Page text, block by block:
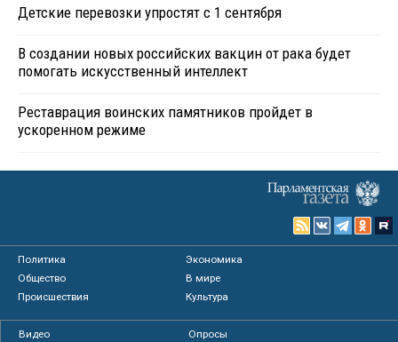
Детские перевозки упростят с 1 сентября
В создании новых российских вакцин от рака будет
помогать искусственный интеллект
Реставрация воинских памятников пройдет в
ускоренном режиме
Политика
Экономика
Общество
В мире
Происшествия
Культура
Видео
Опросы